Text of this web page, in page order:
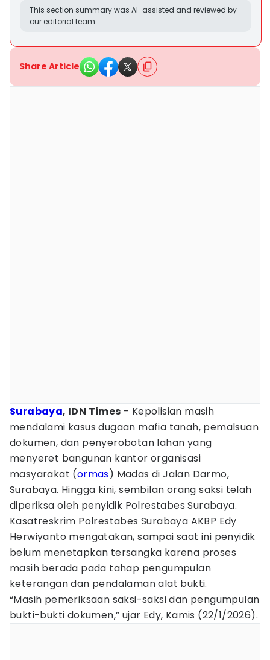
This section summary was AI-assisted and reviewed by
our editorial team.
Share Article
Surabaya, IDN Times - Kepolisian masih
mendalami kasus dugaan mafia tanah, pemalsuan
dokumen, dan penyerobotan lahan yang
menyeret bangunan kantor organisasi
masyarakat (ormas) Madas di Jalan Darmo,
Surabaya. Hingga kini, sembilan orang saksi telah
diperiksa oleh penyidik Polrestabes Surabaya.
Kasatreskrim Polrestabes Surabaya AKBP Edy
Herwiyanto mengatakan, sampai saat ini penyidik
belum menetapkan tersangka karena proses
masih berada pada tahap pengumpulan
keterangan dan pendalaman alat bukti.
“Masih pemeriksaan saksi-saksi dan pengumpulan
bukti-bukti dokumen,” ujar Edy, Kamis (22/1/2026).